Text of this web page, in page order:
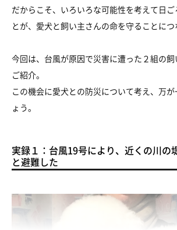
だからこそ、いろいろな可能性を考えて日
とが、愛犬と飼い主さんの命を守ることにつ
今回は、台風が原因で災害に遭った２組の
ご紹介。
この機会に愛犬との防災について考え、万
ょう。
実録１：台風19号により、近くの川の
と避難した